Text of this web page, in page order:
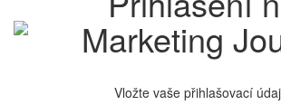
Vložte vaše přihlašovací